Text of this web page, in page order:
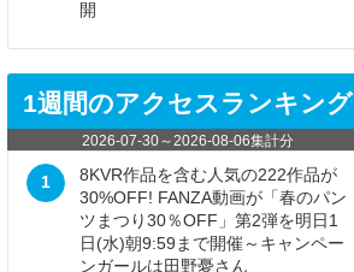
開
1週間のアクセスランキング
2026-07-30～2026-08-06集計分
1
8KVR作品を含む人気の222作品が
30%OFF! FANZA動画が「春のパン
ツまつり30％OFF」第2弾を明日1
日(水)朝9:59まで開催～キャンペー
ンガールは田野憂さん